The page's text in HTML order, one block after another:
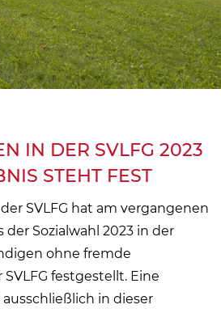
IN DER SVLFG 2023
STEHT FEST
SVLFG hat am vergangenen
der Sozialwahl 2023 in der
ohne fremde
festgestellt. Eine
in dieser